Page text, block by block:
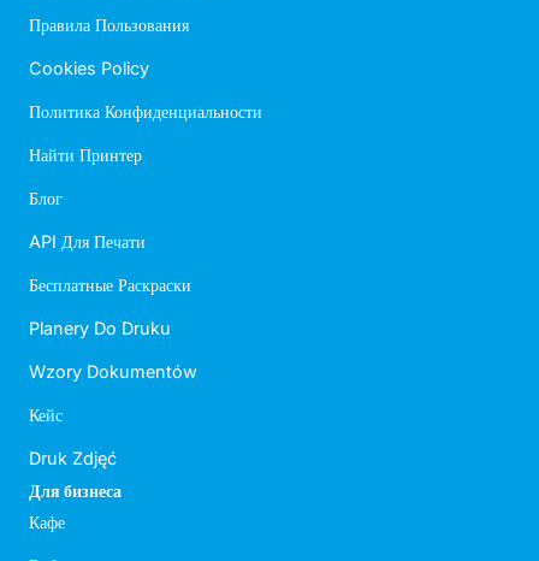
Правила Пользования
Cookies Policy
Политика Конфиденциальности
Найти Принтер
Блог
API Для Печати
Бесплатные Раскраски
Planery Do Druku
Wzory Dokumentów
Кейс
Druk Zdjęć
Для бизнеса
Кафе